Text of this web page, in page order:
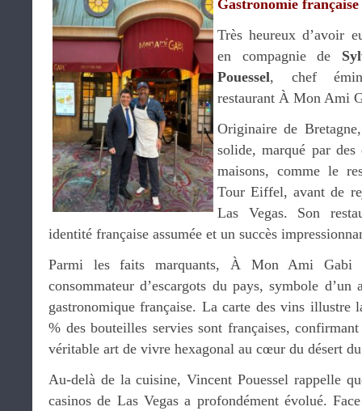
Gastronomie
Très heureux d’avoir
en compagnie de
Pouessel, chef
restaurant À Mon Ami
Originaire de
solide, marqué par des
maisons, comme le
Tour Eiffel, avant de
Las Vegas. Son
identité française assumée et un succès
Parmi les faits marquants, À Mon Ami Gabi
consommateur d’escargots du pays, symbole
gastronomique française. La carte des vins illustre
% des bouteilles servies sont françaises,
véritable art de vivre hexagonal au cœur du désert
Au-delà de la cuisine, Vincent Pouessel rappelle
casinos de Las Vegas a profondément évolué.